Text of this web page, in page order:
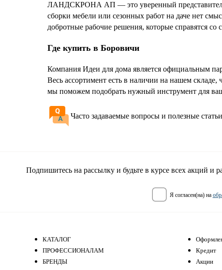
ЛАНДСКРОНА АП — это уверенный представитель
сборки мебели или сезонных работ на даче нет
добротные рабочие решения, которые справятся со
Где купить в Боровичи
Компания Идеи для дома является официальным
Весь ассортимент есть в наличии на нашем
мы поможем подобрать нужный инструмент для
Часто задаваемые вопросы и полезные статьи
Подпишитесь на рассылку и будьте в курсе всех акций и
я согласен(на) на
КАТАЛОГ
ПРОФЕССИОНАЛАМ
БРЕНДЫ
Кредит
Акции